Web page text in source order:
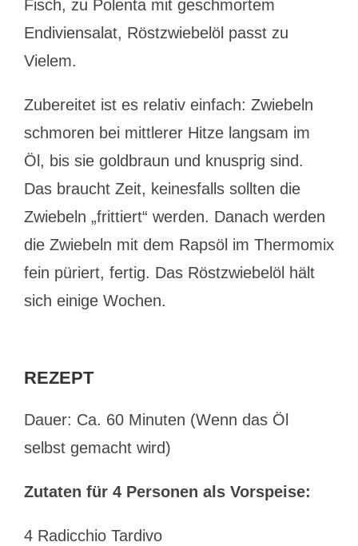
Fisch, zu Polenta mit geschmortem
Endiviensalat, Röstzwiebelöl passt zu
Vielem.
Zubereitet ist es relativ einfach: Zwiebeln
schmoren bei mittlerer Hitze langsam im
Öl, bis sie goldbraun und knusprig sind.
Das braucht Zeit, keinesfalls sollten die
Zwiebeln „frittiert“ werden. Danach werden
die Zwiebeln mit dem Rapsöl im Thermomix
fein püriert, fertig. Das Röstzwiebelöl hält
sich einige Wochen.
REZEPT
Dauer: Ca. 60 Minuten (Wenn das Öl
selbst gemacht wird)
Zutaten für 4 Personen als Vorspeise:
4 Radicchio Tardivo